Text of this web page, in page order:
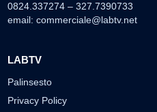
0824.337274 – 327.7390733
email: commerciale@labtv.net
LABTV
Palinsesto
Privacy Policy